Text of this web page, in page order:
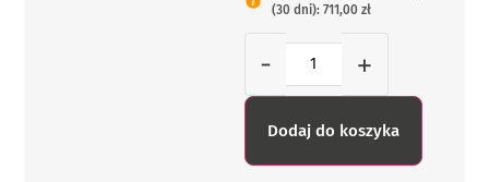
(30 dni): 711,00 zł
- +
Dodaj do koszyka